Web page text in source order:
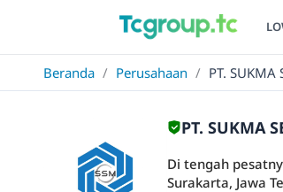
Beranda / Perusahaan / PT. SUKMA
PT. SUKMA
Di tengah
Surakarta, Jawa